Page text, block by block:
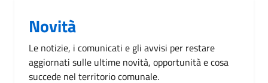
Novità
Le notizie, i comunicati e gli avvisi per restare
aggiornati sulle ultime novità, opportunità e cosa
succede nel territorio comunale.